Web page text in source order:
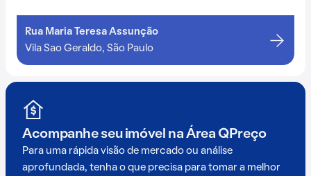
Rua Maria Teresa Assunção
Vila Sao Geraldo, São Paulo
Acompanhe seu imóvel na Área QPreço
Para uma rápida visão de mercado ou análise
aprofundada, tenha o que precisa para tomar a melhor